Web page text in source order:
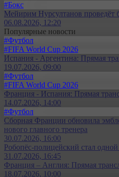
#Бокс
Мейирим Нурсултанов проведёт
06.08.2026, 12:20
Популярные новости
#Футбол
#FIFA World Cup 2026
Испания - Аргентина: Прямая
19.07.2026, 09:00
#Футбол
#FIFA World Cup 2026
Франция - Испания: Прямая
14.07.2026, 14:00
#Футбол
Сборная Франции обновила
нового главного тренера
30.07.2026, 16:00
Робопёс-полицейский стал
31.07.2026, 16:45
Франция – Англия: Прямая
18.07.2026, 10:00